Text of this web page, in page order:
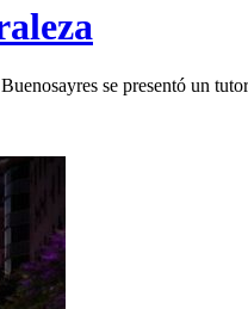
se presentó un